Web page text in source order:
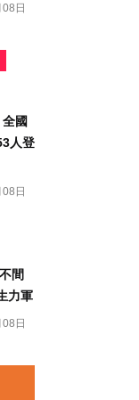
日
國
人登
日
間
力軍
日